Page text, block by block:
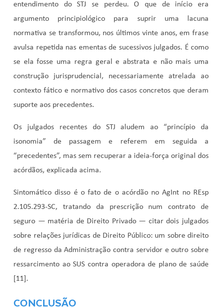
entendimento do STJ se perdeu. O que de início era
argumento principiológico para suprir uma lacuna
normativa se transformou, nos últimos vinte anos, em frase
avulsa repetida nas ementas de sucessivos julgados. É como
se ela fosse uma regra geral e abstrata e não mais uma
construção jurisprudencial, necessariamente atrelada ao
contexto fático e normativo dos casos concretos que deram
suporte aos precedentes.
Os julgados recentes do STJ aludem ao “princípio da
isonomia” de passagem e referem em seguida a
“precedentes”, mas sem recuperar a ideia-força original dos
acórdãos, explicada acima.
Sintomático disso é o fato de o acórdão noAgInt no REsp
2.105.293-SC, tratando da prescrição num contrato de
seguro — matéria de Direito Privado — citar dois julgados
sobre relações jurídicas de Direito Público: um sobre direito
de regresso da Administração contra servidor e outro sobre
ressarcimento ao SUS contra operadora de plano de saúde
[11].
CONCLUSÃO